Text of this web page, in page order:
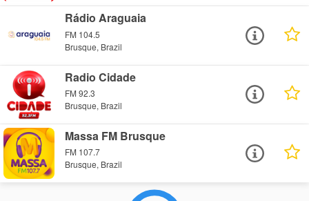
Rádio Araguaia
FM 104.5
Brusque, Brazil
Radio Cidade
FM 92.3
Brusque, Brazil
Massa FM Brusque
FM 107.7
Brusque, Brazil